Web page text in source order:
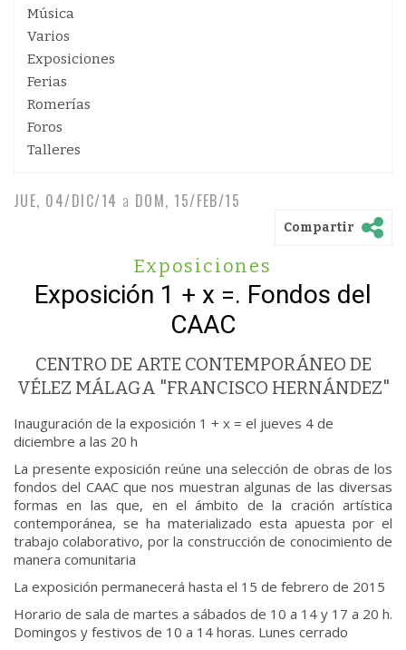
Música
Varios
Exposiciones
Ferias
Romerías
Foros
Talleres
JUE, 04/DIC/14 a DOM, 15/FEB/15
Compartir
Exposiciones
Exposición 1 + x =. Fondos del
CAAC
CENTRO DE ARTE CONTEMPORÁNEO DE
VÉLEZ MÁLAGA "FRANCISCO HERNÁNDEZ"
Inauguración de la exposición 1 + x = el jueves 4 de
diciembre a las 20 h
La presente exposición reúne una selección de obras de los
fondos del CAAC que nos muestran algunas de las diversas
formas en las que, en el ámbito de la cración artística
contemporánea, se ha materializado esta apuesta por el
trabajo colaborativo, por la construcción de conocimiento de
manera comunitaria
La exposición permanecerá hasta el 15 de febrero de 2015
Horario de sala de martes a sábados de 10 a 14 y 17 a 20 h.
Domingos y festivos de 10 a 14 horas. Lunes cerrado